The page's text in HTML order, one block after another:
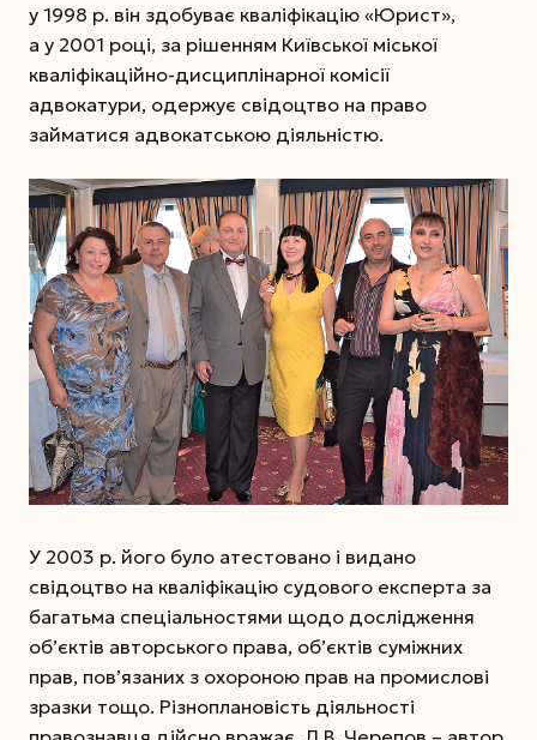
у 1998 р. він здобуває кваліфікацію «Юрист»,
а у 2001 році, за рішенням Київської міської
кваліфікаційно-дисциплінарної комісії
адвокатури, одержує свідоцтво на право
займатися адвокатською діяльністю.
У 2003 р. його було атестовано і видано
свідоцтво на кваліфікацію судового експерта за
багатьма спеціальностями щодо дослідження
об’єктів авторського права, об’єктів суміжних
прав, пов’язаних з охороною прав на промислові
зразки тощо. Різноплановість діяльності